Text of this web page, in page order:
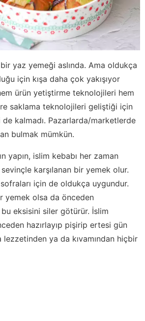
yaz yemeği aslında. Ama oldukça
için kışa daha çok yakışıyor
ürün yetiştirme teknolojileri hem
saklama teknolojileri geliştiği için
kalmadı. Pazarlarda/marketlerde
bulmak mümkün.
yapın, islim kebabı her zaman
karşılanan bir yemek olur.
için de oldukça uygundur.
yemek olsa da önceden
eksisini siler götürür. İslim
hazırlayıp pişirip ertesi gün
lezzetinden ya da kıvamından hiçbir